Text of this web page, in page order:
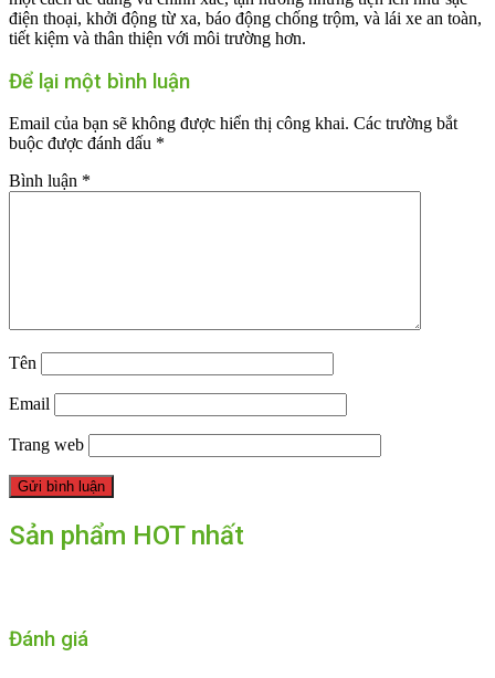
điện thoại, khởi động từ xa, báo động chống trộm, và lái xe an toàn,
tiết kiệm và thân thiện với môi trường hơn.
Để lại một bình luận
Email của bạn sẽ không được hiển thị công khai. Các trường bắt
buộc được đánh dấu *
Bình luận *
Tên
Email
Trang web
Sản phẩm HOT nhất
Đánh giá